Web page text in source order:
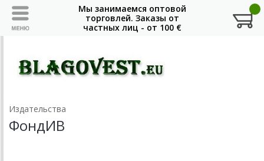
Издательства
ФондИВ